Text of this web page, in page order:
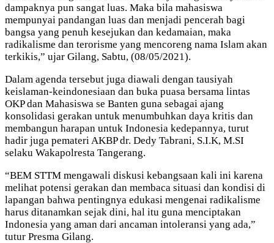
dampaknya pun sangat luas. Maka bila mahasiswa
mempunyai pandangan luas dan menjadi pencerah bagi
bangsa yang penuh kesejukan dan kedamaian, maka
radikalisme dan terorisme yang mencoreng nama Islam akan
terkikis,” ujar Gilang, Sabtu, (08/05/2021).
Dalam agenda tersebut juga diawali dengan tausiyah
keislaman-keindonesiaan dan buka puasa bersama lintas
OKP dan Mahasiswa se Banten guna sebagai ajang
konsolidasi gerakan untuk menumbuhkan daya kritis dan
membangun harapan untuk Indonesia kedepannya, turut
hadir juga pemateri AKBP dr. Dedy Tabrani, S.I.K, M.SI
selaku Wakapolresta Tangerang.
“BEM STTM mengawali diskusi kebangsaan kali ini karena
melihat potensi gerakan dan membaca situasi dan kondisi di
lapangan bahwa pentingnya edukasi mengenai radikalisme
harus ditanamkan sejak dini, hal itu guna menciptakan
Indonesia yang aman dari ancaman intoleransi yang ada,”
tutur Presma Gilang.